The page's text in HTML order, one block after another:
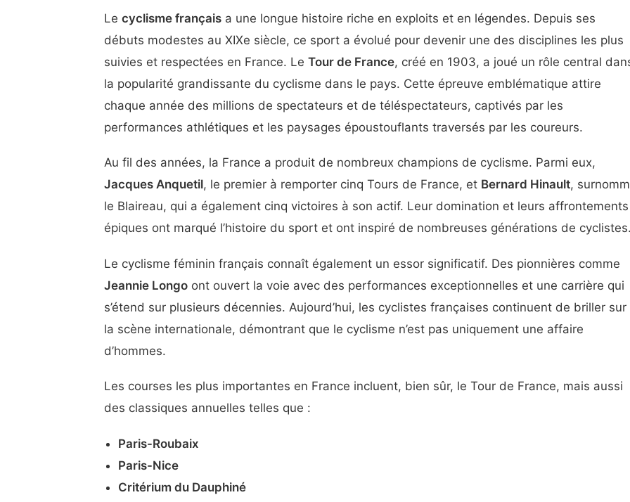
Le cyclisme français a une longue histoire riche en exploits et en légendes. Depuis ses
débuts modestes au XIXe siècle, ce sport a évolué pour devenir une des disciplines les plus
suivies et respectées en France. Le Tour de France, créé en 1903, a joué un rôle central
la popularité grandissante du cyclisme dans le pays. Cette épreuve emblématique attire
chaque année des millions de spectateurs et de téléspectateurs, captivés par les
performances athlétiques et les paysages époustouflants traversés par les coureurs.
Au fil des années, la France a produit de nombreux champions de cyclisme. Parmi eux,
Jacques Anquetil, le premier à remporter cinq Tours de France, et Bernard Hinault,
le Blaireau, qui a également cinq victoires à son actif. Leur domination et leurs affrontements
épiques ont marqué l’histoire du sport et ont inspiré de nombreuses générations de
Le cyclisme féminin français connaît également un essor significatif. Des pionnières comme
Jeannie Longo ont ouvert la voie avec des performances exceptionnelles et une carrière qui
s’étend sur plusieurs décennies. Aujourd’hui, les cyclistes françaises continuent de briller sur
la scène internationale, démontrant que le cyclisme n’est pas uniquement une affaire
d’hommes.
Les courses les plus importantes en France incluent, bien sûr, le Tour de France, mais aussi
des classiques annuelles telles que :
Paris-Roubaix
Paris-Nice
Critérium du Dauphiné